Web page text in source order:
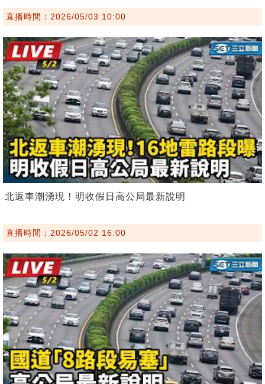
直播時間：2026/05/03 10:00
北返車潮湧現！明收假日高公局最新說明
直播時間：2026/05/02 16:00